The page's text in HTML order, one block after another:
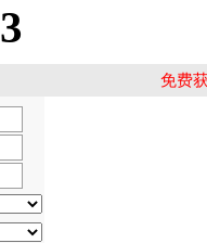
免费